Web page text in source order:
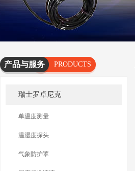
产品与服务
PRODUCTS
SERVICES
瑞士罗卓尼克
单温度测量
温湿度探头
气象防护罩